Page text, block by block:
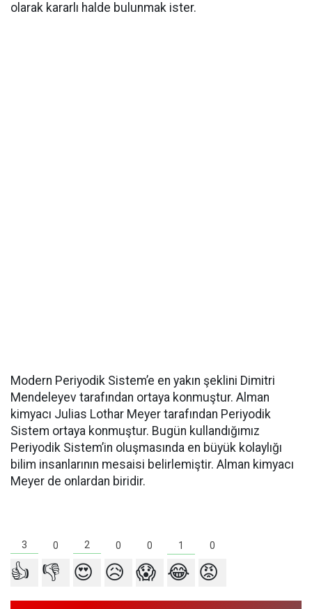
olarak kararlı halde bulunmak ister.
Modern Periyodik Sistem’e en yakın şeklini Dimitri
Mendeleyev tarafından ortaya konmuştur. Alman
kimyacı Julias Lothar Meyer tarafından Periyodik
Sistem ortaya konmuştur. Bugün kullandığımız
Periyodik Sistem’in oluşmasında en büyük kolaylığı
bilim insanlarının mesaisi belirlemiştir. Alman kimyacı
Meyer de onlardan biridir.
3 0 2 0 0 1 0
👍 👎 😍 😥 😱 😂 😡